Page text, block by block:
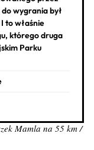
wygrania był
to właśnie
którego druga
Parku
Mamla na 55 km /